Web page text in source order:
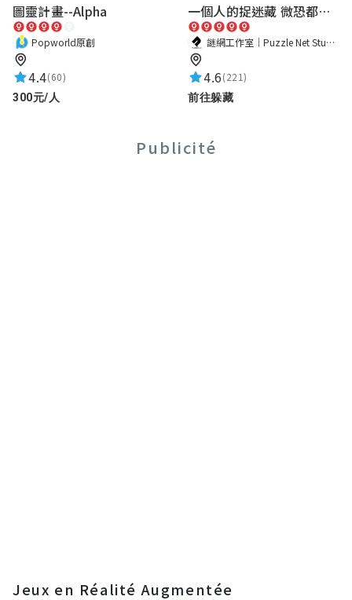
圖靈計畫--Alpha
Popworld原創
4.4(60)
300元/人
一個人的捉迷藏 微恐都市傳說
謎網工作室｜Puzzle Net Studio
4.6(221)
前往躲藏
Publicité
Jeux en Réalité Augmentée